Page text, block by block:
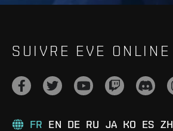
SUIVRE EVE ONLINE
FR EN DE RU JA KO ES ZH